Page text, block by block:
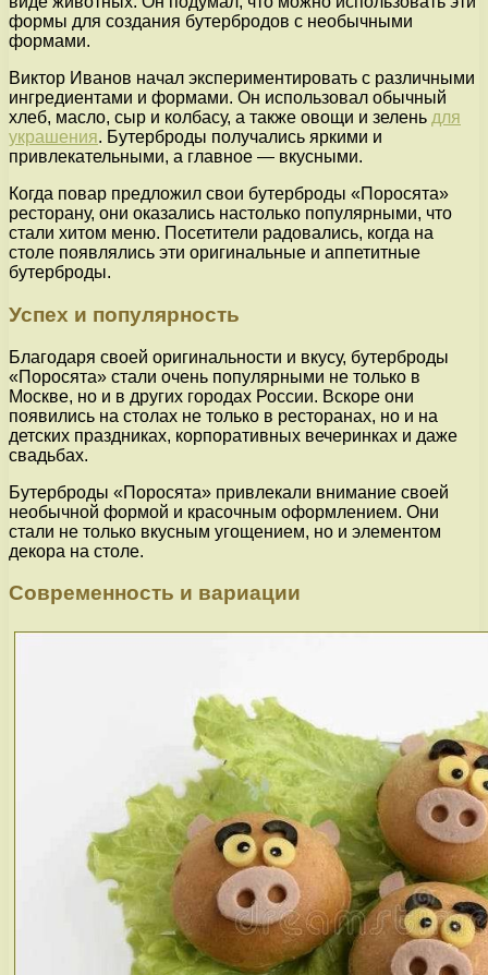
формы для создания бутербродов с необычными
формами.
Виктор Иванов начал экспериментировать с различными
ингредиентами и формами. Он использовал обычный
хлеб, масло, сыр и колбасу, а также овощи и зелень для
украшения. Бутерброды получались яркими и
привлекательными, а главное — вкусными.
Когда повар предложил свои бутерброды «Поросята»
ресторану, они оказались настолько популярными, что
стали хитом меню. Посетители радовались, когда на
столе появлялись эти оригинальные и аппетитные
бутерброды.
Успех и популярность
Благодаря своей оригинальности и вкусу, бутерброды
«Поросята» стали очень популярными не только в
Москве, но и в других городах России. Вскоре они
появились на столах не только в ресторанах, но и на
детских праздниках, корпоративных вечеринках и даже
свадьбах.
Бутерброды «Поросята» привлекали внимание своей
необычной формой и красочным оформлением. Они
стали не только вкусным угощением, но и элементом
декора на столе.
Современность и вариации